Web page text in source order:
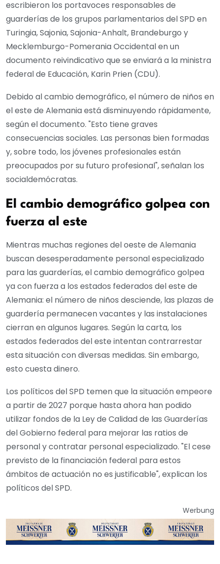
escribieron los portavoces responsables de
guarderías de los grupos parlamentarios del SPD en
Turingia, Sajonia, Sajonia-Anhalt, Brandeburgo y
Mecklemburgo-Pomerania Occidental en un
documento reivindicativo que se enviará a la ministra
federal de Educación, Karin Prien (CDU).
Debido al cambio demográfico, el número de niños en
el este de Alemania está disminuyendo rápidamente,
según el documento. "Esto tiene graves
consecuencias sociales. Las personas bien formadas
y, sobre todo, los jóvenes profesionales están
preocupados por su futuro profesional", señalan los
socialdemócratas.
El cambio demográfico golpea con
fuerza al este
Mientras muchas regiones del oeste de Alemania
buscan desesperadamente personal especializado
para las guarderías, el cambio demográfico golpea
ya con fuerza a los estados federados del este de
Alemania: el número de niños desciende, las plazas de
guardería permanecen vacantes y las instalaciones
cierran en algunos lugares. Según la carta, los
estados federados del este intentan contrarrestar
esta situación con diversas medidas. Sin embargo,
esto cuesta dinero.
Los políticos del SPD temen que la situación empeore
a partir de 2027 porque hasta ahora han podido
utilizar fondos de la Ley de Calidad de las Guarderías
del Gobierno federal para mejorar las ratios de
personal y contratar personal especializado. "El cese
previsto de la financiación federal para estos
ámbitos de actuación no es justificable", explican los
políticos del SPD.
Werbung